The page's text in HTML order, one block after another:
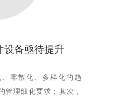
设备亟待提升
零散化、多样化的趋
管理细化要求；其次，